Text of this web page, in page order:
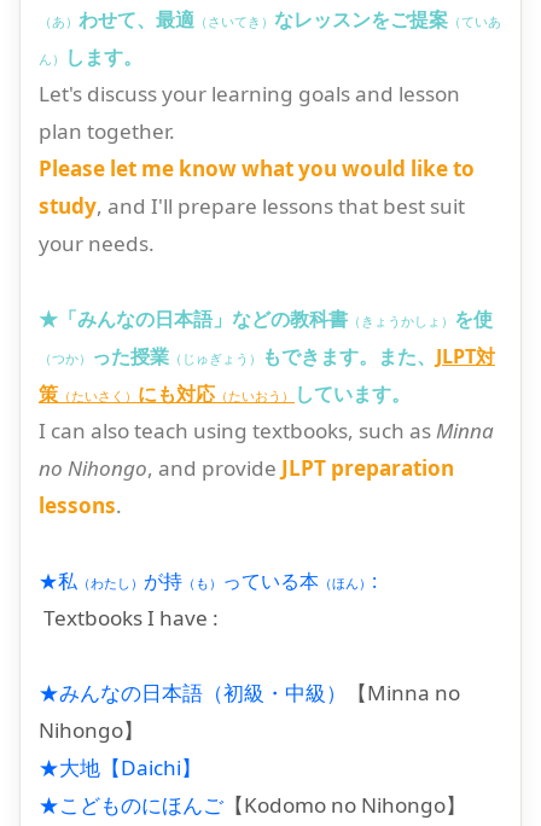
（あ） わせて、最適 （さいてき） なレッスンをご提案 （ていあ
ん） します。
Let's discuss your learning goals and lesson
plan together.
Please let me know what you would like to
study, and I'll prepare lessons that best suit
your needs.
★「みんなの日本語」などの教科書 （きょうかしょ） を使
（つか） った授業 （じゅぎょう） もできます。また、 JLPT対
策 （たいさく） にも対応 （たいおう） しています。
I can also teach using textbooks, such asMinna
no Nihongo, and provide JLPT preparation
lessons.
★私 （わたし） が持 （も） っている本 （ほん） :
Textbooks I have :
★みんなの日本語（初級・中級）
【Minna no
Nihongo】
★大地【Daichi】
★こどものにほんご【Kodomo no Nihongo】